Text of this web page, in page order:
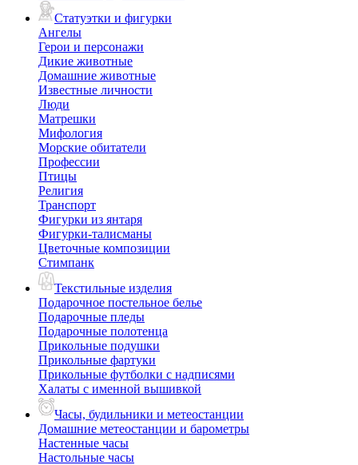
Статуэтки и фигурки
Ангелы
Герои и персонажи
Дикие животные
Домашние животные
Известные личности
Люди
Матрешки
Мифология
Морские обитатели
Профессии
Птицы
Религия
Транспорт
Фигурки из янтаря
Фигурки-талисманы
Цветочные композиции
Стимпанк
Текстильные изделия
Подарочное постельное белье
Подарочные пледы
Подарочные полотенца
Прикольные подушки
Прикольные фартуки
Прикольные футболки с надписями
Халаты с именной вышивкой
Часы, будильники и метеостанции
Домашние метеостанции и барометры
Настенные часы
Настольные часы